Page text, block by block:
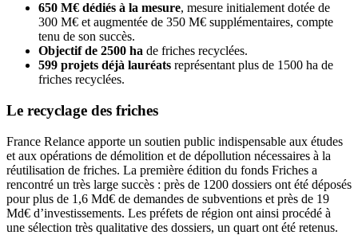
650 M€ dédiés à la mesure, mesure initialement dotée de
300 M€ et augmentée de 350 M€ supplémentaires, compte
tenu de son succès.
Objectif de 2500 ha de friches recyclées.
599 projets déjà lauréats représentant plus de 1500 ha de
friches recyclées.
Le recyclage des friches
France Relance apporte un soutien public indispensable aux études
et aux opérations de démolition et de dépollution nécessaires à la
réutilisation de friches. La première édition du fonds Friches a
rencontré un très large succès : près de 1200 dossiers ont été déposés
pour plus de 1,6 Md€ de demandes de subventions et près de 19
Md€ d’investissements. Les préfets de région ont ainsi procédé à
une sélection très qualitative des dossiers, un quart ont été retenus.